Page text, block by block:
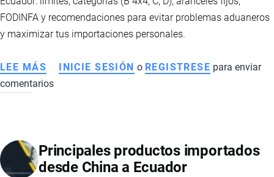
FODINFA y recomendaciones para evitar problemas aduaneros
y maximizar tus importaciones personales.
LEE MÁS SOBRE
IMPORTAR
CATEGORÍAS,
COSTOS
INICIE SESIÓN o REGISTRESE para enviar
comentarios
Principales productos importados
desde China a Ecuador